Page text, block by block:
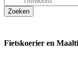
Fietskoerier en